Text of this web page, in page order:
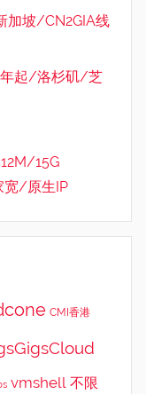
坡/CN2GIA线
起/洛杉矶/芝
15G
宽/原生IP
CMI香港
vmshell 不限